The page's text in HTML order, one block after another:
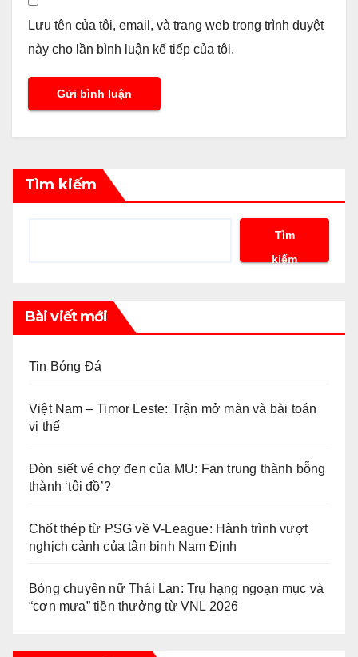
Lưu tên của tôi, email, và trang web trong trình duyệt
này cho lần bình luận kế tiếp của tôi.
Tìm kiếm
Tìm
kiếm
Bài viết mới
Tin Bóng Đá
Việt Nam – Timor Leste: Trận mở màn và bài toán
vị thế
Đòn siết vé chợ đen của MU: Fan trung thành bỗng
thành ‘tội đồ’?
Chốt thép từ PSG về V-League: Hành trình vượt
nghịch cảnh của tân binh Nam Định
Bóng chuyền nữ Thái Lan: Trụ hạng ngoạn mục và
“cơn mưa” tiền thưởng từ VNL 2026